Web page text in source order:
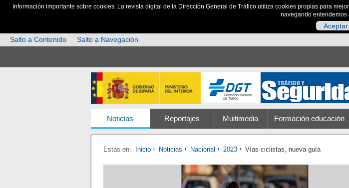
Información importante sobre cookies: La revista digital de la Dirección General de Tráfico utiliza cookies propias para
navegando entendemos
Aceptar
Salto a Contenido
Salto a Navegación
Noticias Reportajes Multimedia Formación educación
Estás en: Inicio Noticias Nacional 2023 Vías ciclistas, nueva guía